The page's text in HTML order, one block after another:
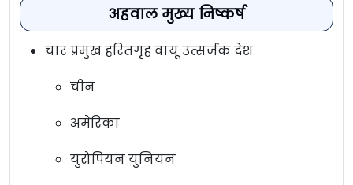
अहवाल मुख्य निष्कर्ष
चार प्रमुख हरितगृह वायू उत्सर्जक देश
चीन
अमेरिका
युरोपियन युनियन